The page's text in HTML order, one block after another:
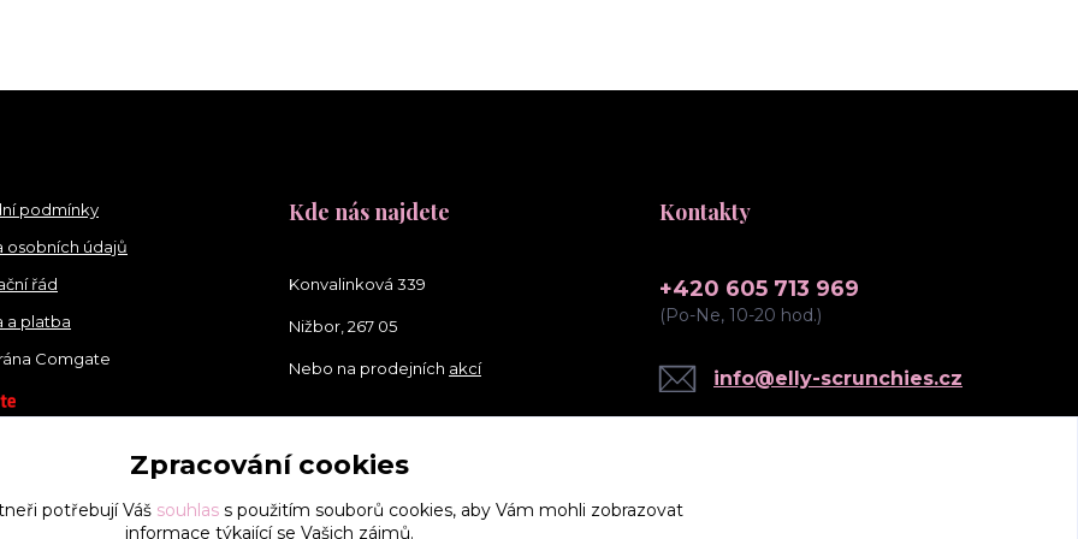
podmínky
osobních údajů
řád
a platba
Comgate
Kde nás najdete
Konvalinková 339
Nižbor, 267 05
Nebo na prodejních akcí
Kontakty
+420 605 713 969
(Po-Ne, 10-20 hod.)
info@elly-scrunchies.cz
Zpracování cookies
potřebují Váš souhlass použitím souborů cookies, aby Vám mohli zobrazovat
informace týkající se Vašich zájmů.